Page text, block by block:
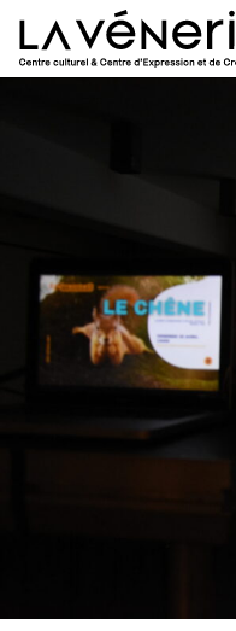
Aller au contenu principal